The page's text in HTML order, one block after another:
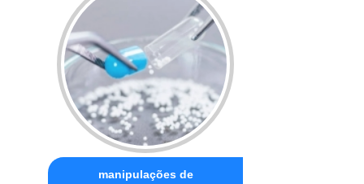
manipulações de